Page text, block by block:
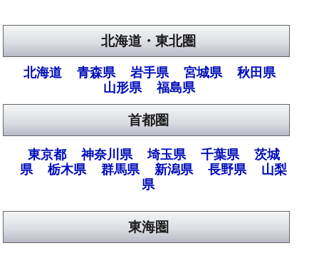
北海道・東北圏
北海道 青森県 岩手県 宮城県
秋田県
山形県
福島県
首都圏
東京都 神奈川県 埼玉県 千葉県
茨城
県
栃木県 群馬県 新潟県 長野県
山梨
県
東海圏